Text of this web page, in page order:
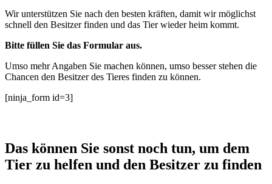
Wir unterstützen Sie nach den besten kräften, damit wir möglichst
schnell den Besitzer finden und das Tier wieder heim kommt.
Bitte füllen Sie das Formular aus.
Umso mehr Angaben Sie machen können, umso besser stehen die
Chancen den Besitzer des Tieres finden zu können.
[ninja_form id=3]
Das können Sie sonst noch tun, um dem
Tier zu helfen und den Besitzer zu finden